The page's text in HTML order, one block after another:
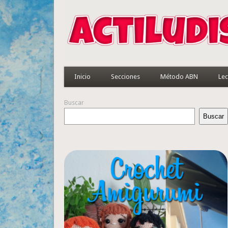
Inicio Secciones Método ABN
Buscar
Buscar